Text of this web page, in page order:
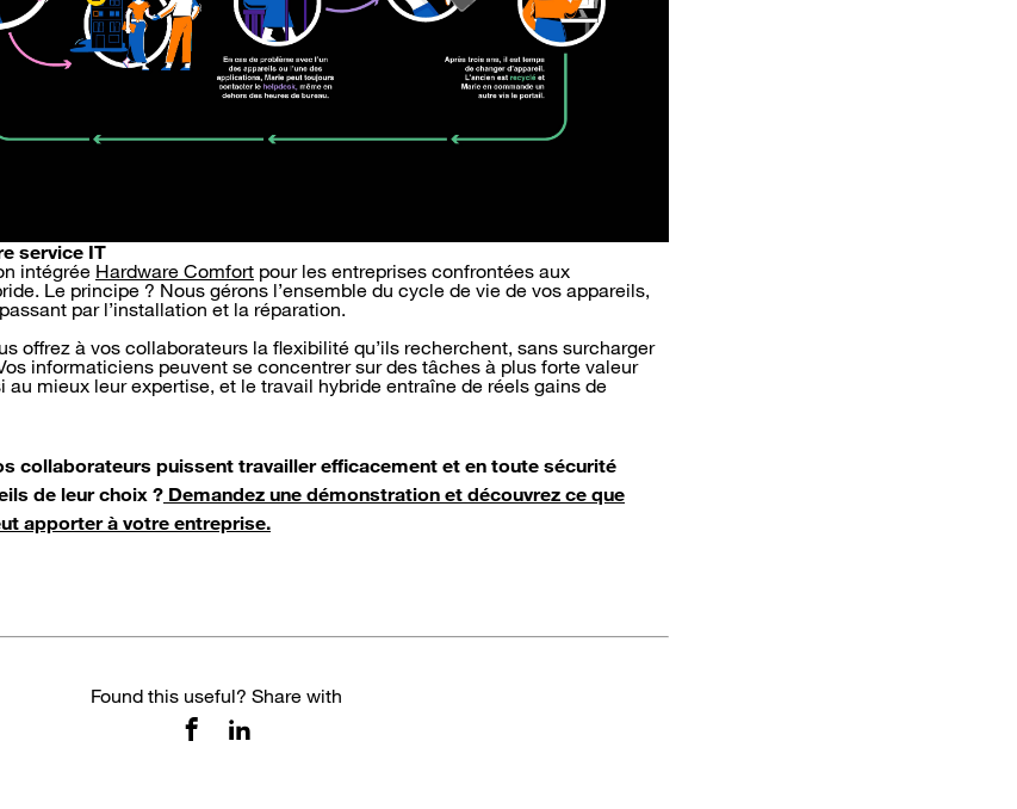
service IT
intégrée Hardware Comfort pour les entreprises confrontées aux
Le principe ? Nous gérons l’ensemble du cycle de vie de vos appareils,
par l’installation et la réparation.
offrez à vos collaborateurs la flexibilité qu’ils recherchent, sans surcharger
informaticiens peuvent se concentrer sur des tâches à plus forte valeur
au mieux leur expertise, et le travail hybride entraîne de réels gains de
collaborateurs puissent travailler efficacement et en toute sécurité
de leur choix ? Demandez une démonstration et découvrez ce que
apporter à votre entreprise.
Found this useful? Share with